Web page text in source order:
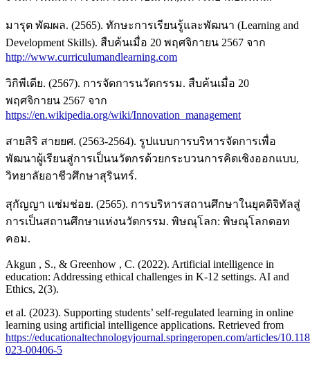
มารุต พัฒผล. (2565). ทักษะการเรียนรู้และพัฒนา (Learning and
Development Skills). สืบค้นเมื่อ 20 พฤศจิกายน 2567 จาก
http://www.curriculumandlearning.com
วิกิพีเดีย. (2567). การจัดการนวัตกรรม. สืบค้นเมื่อ 20
พฤศจิกายน 2567 จาก
https://en.wikipedia.org/wiki/Innovation_management
สายสิริ สายยศ. (2563-2564). รูปแบบการบริหารจัดการเพื่อ
พัฒนาผู้เรียนสู่การเป็นนวัตกรด้วยกระบวนการคิดเชิงออกแบบ,
วิทยาลัยอาชีวศึกษาสุรินทร์.
สุกัญญา แช่มช่อย. (2565). การบริหารสถานศึกษาในยุคดิจิทัลสู่
การเป็นสถานศึกษาแห่งนวัตกรรม. พิษณุโลก: พิษณุโลกดอท
คอม.
Akgun , S., & Greenhow , C. (2022). Artificial intelligence in
education: Addressing ethical challenges in K-12 settings. AI and
Ethics, 2(3).
et al. (2023). Supporting students’ self-regulated learning in online
learning using artificial intelligence applications. Retrieved from
https://educationaltechnologyjournal.springeropen.com/articles/
023-00406-5